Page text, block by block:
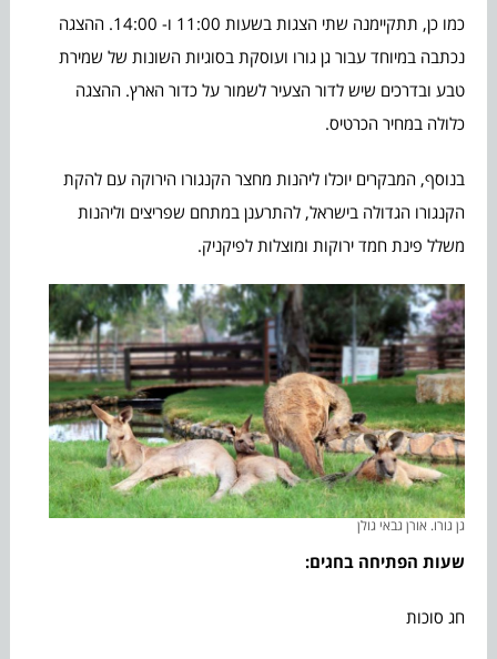
כמו כן, תתקיימנה שתי הצגות בשעות 11:00 ו- 14:00. ההצגה
נכתבה במיוחד עבור גן גורו ועוסקת בסוגיות השונות של שמירת
טבע ובדרכים שיש לדור הצעיר לשמור על כדור הארץ. ההצגה
כלולה במחיר הכרטיס.
בנוסף, המבקרים יוכלו ליהנות מחצר הקנגורו הירוקה עם להקת
הקנגורו הגדולה בישראל, להתרענן במתחם שפריצים וליהנות
משלל פינת חמד ירוקות ומוצלות לפיקניק.
גן גורו. אורן גבאי גולן
שעות הפתיחה בחגים:
חג סוכות